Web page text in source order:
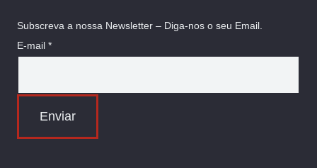
Subscreva a nossa Newsletter – Diga-nos o seu Email.
E-mail *